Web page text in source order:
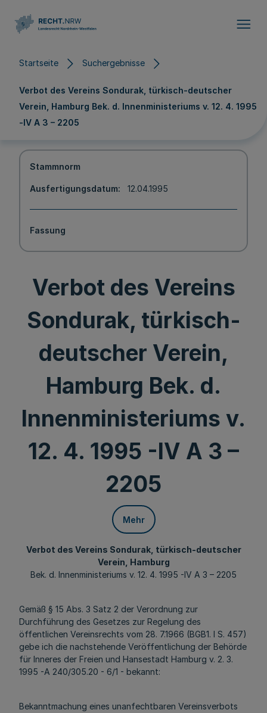
Startseite Suchergebnisse
Verbot des Vereins Sondurak, türkisch-deutscher
Verein, Hamburg Bek. d. Innenministeriums v. 12. 4. 1995
-IV A 3 – 2205
Stammnorm
Ausfertigungsdatum 12.04.1995
Fassung
Verbot des Vereins
Sondurak, türkisch-
deutscher Verein,
Hamburg Bek. d.
Innenministeriums v.
12. 4. 1995 -IV A 3 –
2205
Mehr
Verbot des Vereins Sondurak, türkisch-deutscher
Verein, Hamburg
Bek. d. Innenministeriums v. 12. 4. 1995 -IV A 3 – 2205
Gemäß § 15 Abs. 3 Satz 2 der Verordnung zur
Durchführung des Gesetzes zur Regelung des
öffentlichen Vereinsrechts vom 28. 7.1966 (BGB1. I S. 457)
gebe ich die nachstehende Veröffentlichung der Behörde
für Inneres der Freien und Hansestadt Hamburg v. 2. 3.
1995 -A 240/305.20 - 6/1 - bekannt:
Bekanntmachung eines unanfechtbaren Vereinsverbots